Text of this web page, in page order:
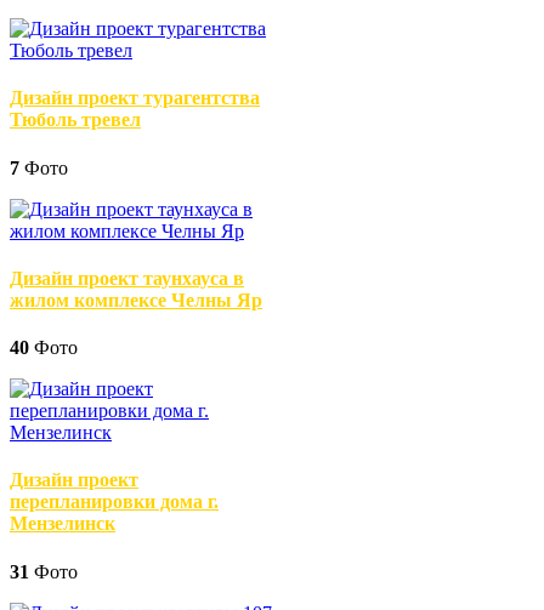
Дизайн проект турагентства
Тюболь тревел
7 Фото
Дизайн проект таунхауса в
жилом комплексе Челны Яр
40 Фото
Дизайн проект
перепланировки дома г.
Мензелинск
31 Фото